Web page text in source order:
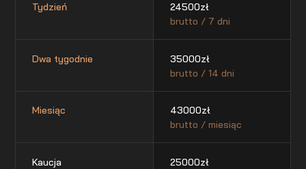
Tydzień 24500zł
brutto / 7 dni
Dwa tygodnie 35000zł
brutto / 14 dni
Miesiąc 43000zł
brutto / miesiąc
Kaucja 25000zł